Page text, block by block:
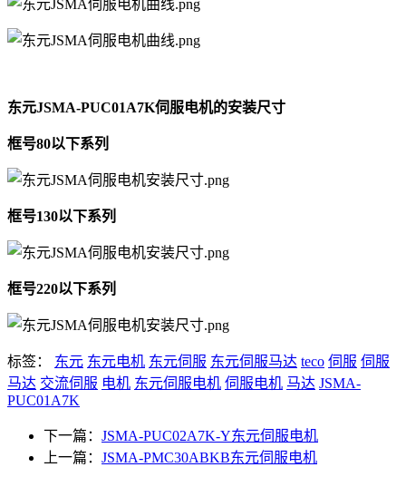
东元JSMA-PUC01A7K伺服电机的安装尺寸
框号80以下系列
框号130以下系列
框号220以下系列
标签： 东元 东元电机 东元伺服 东元伺服马达 teco 伺服 伺服
马达 交流伺服 电机 东元伺服电机 伺服电机 马达 JSMA-
PUC01A7K
下一篇： JSMA-PUC02A7K-Y东元伺服电机
上一篇： JSMA-PMC30ABKB东元伺服电机